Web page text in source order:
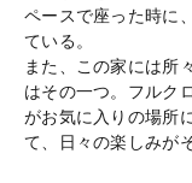
ペースで座った時に
ている。
また、この家には所
はその一つ。フルク
がお気に入りの場所
て、日々の楽しみが